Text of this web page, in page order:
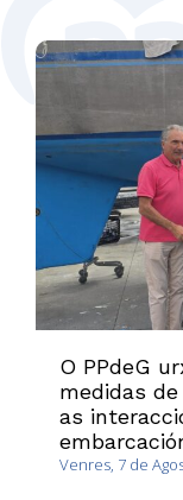
O PPdeG
medidas
as
Venres, 7 de